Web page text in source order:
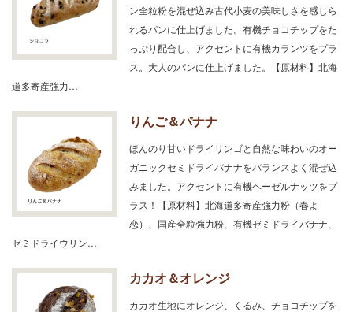
ン全粒粉を混ぜ込み古代小麦の美味しさを感じら
れるパンに仕上げました。有機チョコチップをた
っぷり配合し、アクセントに有機カランツをプラ
ス。大人のパンに仕上げました。【原材料】北海
道多寄産強力…
りんご＆バナナ
ほんのり甘いドライリンゴと自然な味わいのオー
ガニックセミドライバナナをバランスよく混ぜ込
みました。アクセントに有機ヘーゼルナッツをプ
ラス！【原材料】北海道多寄産強力粉（春よ
恋）、国産全粒強力粉、有機ゼミドライバナナ、
ゼミドライウリン…
カカオ＆オレンジ
カカオ生地にオレンジ、くるみ、チョコチップを